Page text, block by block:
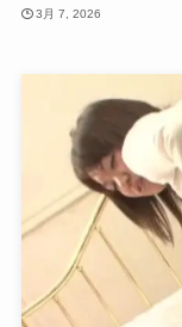
3月 7, 2026